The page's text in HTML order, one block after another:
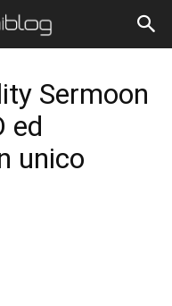
Sermoon
ed
unico